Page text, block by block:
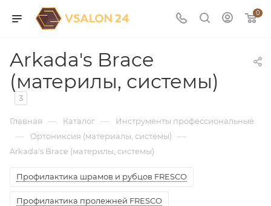
0
Arkada's Brace
(материлы, системы)
3
Главная — Каталог — Инструменты профессиональные
— Ортониксия (материалы, системы) —
Arkada's Brace (материлы, системы)
Профилактика шрамов и рубцов FRESCO
Профилактика пролежней FRESCO